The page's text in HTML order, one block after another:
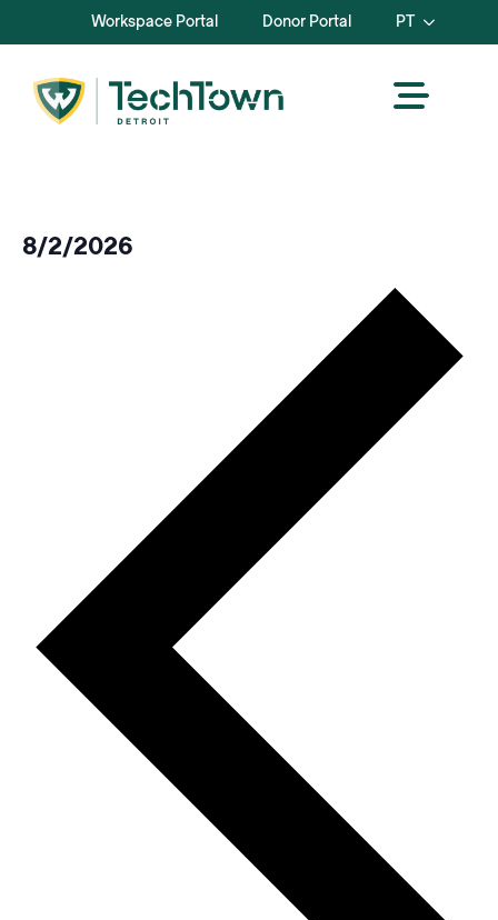
Workspace Portal Donor Portal PT
8/2/2026